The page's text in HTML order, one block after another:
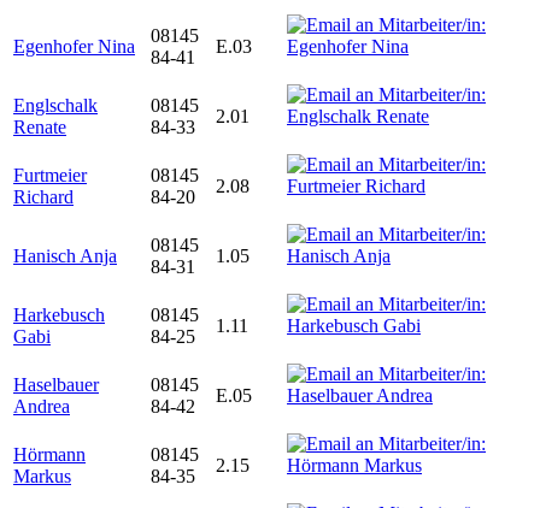
Egenhofer Nina
08145
84-41
E.03
Englschalk
Renate
08145
84-33
2.01
Furtmeier
Richard
08145
84-20
2.08
Hanisch Anja
08145
84-31
1.05
Harkebusch
Gabi
08145
84-25
1.11
Haselbauer
Andrea
08145
84-42
E.05
Hörmann
Markus
08145
84-35
2.15